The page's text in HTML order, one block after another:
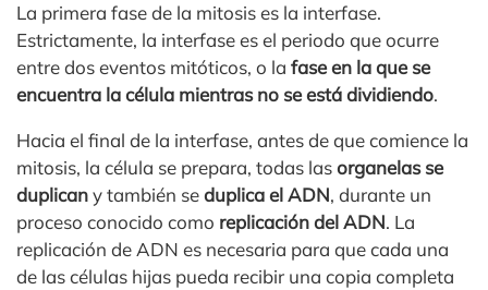
La primera fase de la mitosis es la interfase.
Estrictamente, la interfase es el periodo que ocurre
entre dos eventos mitóticos, o la fase en la que se
encuentra la célula mientras no se está dividiendo.
Hacia el final de la interfase, antes de que comience la
mitosis, la célula se prepara, todas lasorganelas se
duplicany también seduplica el ADN, durante un
proceso conocido como replicación del ADN. La
replicación de ADN es necesaria para que cada una
de las células hijas pueda recibir una copia completa